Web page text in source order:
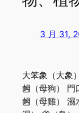
3 月 31,
大笨象（大象
乸（母狗） 門
乸（母雞） 濕